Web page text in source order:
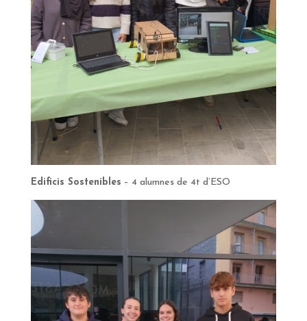
Edificis Sostenibles – 4 alumnes de 4t d’ESO